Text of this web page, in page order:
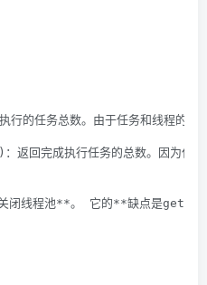
任务总数。由于任务和线程的状
完成执行任务的总数。因为任务
闭线程池**。 它的**缺点是